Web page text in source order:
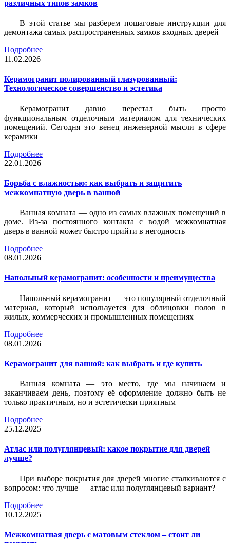
различных типов замков
В этой статье мы разберем пошаговые инструкции для
демонтажа самых распространенных замков входных дверей
Подробнее
11.02.2026
Керамогранит полированный глазурованный:
Технологическое совершенство и эстетика
Керамогранит давно перестал быть просто
функциональным отделочным материалом для технических
помещений. Сегодня это венец инженерной мысли в сфере
керамики
Подробнее
22.01.2026
Борьба с влажностью: как выбрать и защитить
межкомнатную дверь в ванной
Ванная комната — одно из самых влажных помещений в
доме. Из-за постоянного контакта с водой межкомнатная
дверь в ванной может быстро прийти в негодность
Подробнее
08.01.2026
Напольный керамогранит: особенности и преимущества
Напольный керамогранит — это популярный отделочный
материал, который используется для облицовки полов в
жилых, коммерческих и промышленных помещениях
Подробнее
08.01.2026
Керамогранит для ванной: как выбрать и где купить
Ванная комната — это место, где мы начинаем и
заканчиваем день, поэтому её оформление должно быть не
только практичным, но и эстетически приятным
Подробнее
25.12.2025
Атлас или полуглянцевый: какое покрытие для дверей
лучше?
При выборе покрытия для дверей многие сталкиваются с
вопросом: что лучше — атлас или полуглянцевый вариант?
Подробнее
10.12.2025
Межкомнатная дверь с матовым стеклом – стоит ли